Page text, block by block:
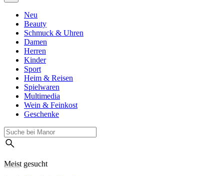
Neu
Beauty
Schmuck & Uhren
Damen
Herren
Kinder
Sport
Heim & Reisen
Spielwaren
Multimedia
Wein & Feinkost
Geschenke
Meist gesucht